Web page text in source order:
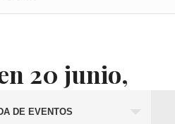
20 junio,
DE EVENTOS